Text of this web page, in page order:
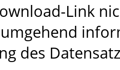
Link
des